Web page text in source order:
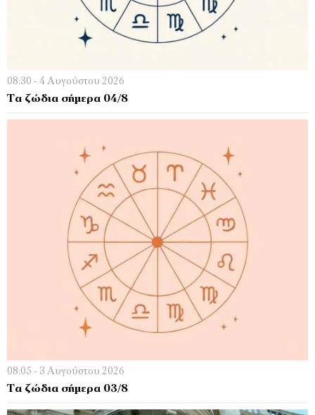
08:30 - 4 Αυγούστου 2026
Τα ζώδια σήμερα 04/8
08:05 - 3 Αυγούστου 2026
Τα ζώδια σήμερα 03/8